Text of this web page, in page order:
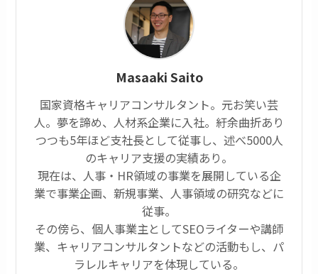
Masaaki Saito
国家資格キャリアコンサルタント。元お笑い芸
人。夢を諦め、人材系企業に入社。紆余曲折あり
つつも5年ほど支社長として従事し、述べ5000人
のキャリア支援の実績あり。
現在は、人事・HR領域の事業を展開している企
業で事業企画、新規事業、人事領域の研究などに
従事。
その傍ら、個人事業主としてSEOライターや講師
業、キャリアコンサルタントなどの活動もし、パ
ラレルキャリアを体現している。